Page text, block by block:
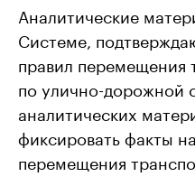
Аналитические
Системе,
правил перемещения
по улично-дорожной
аналитических
фиксировать факты
перемещения